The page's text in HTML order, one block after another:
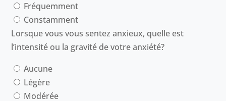
Fréquemment
Constamment
Lorsque vous vous sentez anxieux, quelle est
l’intensité ou la gravité de votre anxiété?
Aucune
Légère
Modérée